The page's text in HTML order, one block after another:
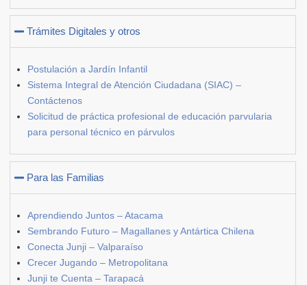
Trámites Digitales y otros
Postulación a Jardín Infantil
Sistema Integral de Atención Ciudadana (SIAC) –
Contáctenos
Solicitud de práctica profesional de educación parvularia
para personal técnico en párvulos
Para las Familias
Aprendiendo Juntos – Atacama
Sembrando Futuro – Magallanes y Antártica Chilena
Conecta Junji – Valparaíso
Crecer Jugando – Metropolitana
Junji te Cuenta – Tarapacá